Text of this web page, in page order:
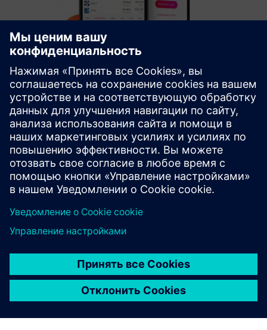
Taxi & PHV services and ridehailing
Karhoo brings licensed fleets together with Travel &
Hospitality brands to create smart mobility solutions
worldwide. Their Mobility Exchange platform provides
products (API/SDK and COTS microsites) allowing partners
to offer mobi...
Узнайте больше